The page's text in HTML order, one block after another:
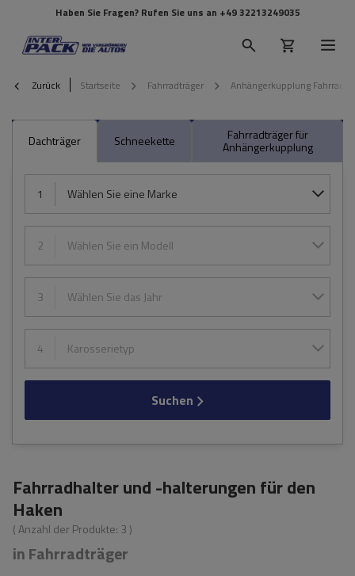
Haben Sie Fragen? Rufen Sie uns an +49 32213249035
Zurück Startseite Fahrradträger Anhängerkupplung
Dachträger Schneekette Fahrradträger für
Anhängerkupplung
1 Wählen Sie eine Marke
2 Wählen Sie ein Modell
3 Wählen Sie das Jahr
4 Karosserietyp
Suchen
Fahrradhalter und -halterungen für den
Haken
( Anzahl der Produkte: 3 )
in Fahrradträger